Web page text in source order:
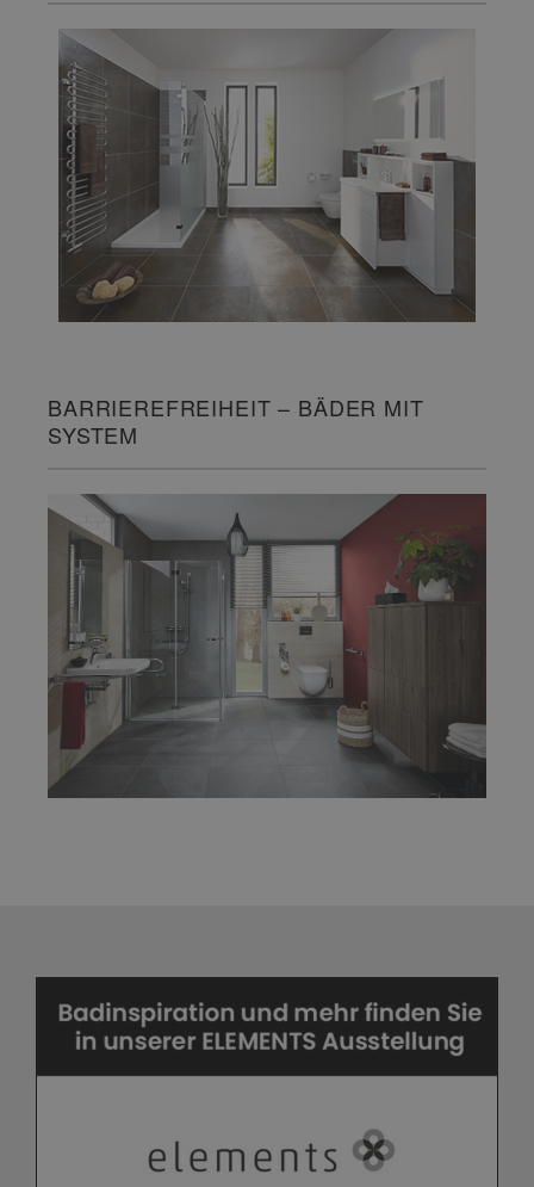
BARRIEREFREIHEIT – BÄDER MIT
SYSTEM